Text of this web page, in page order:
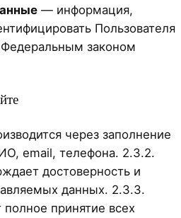
— информация,
Пользователя
Федеральным законом
через заполнение
email, телефона. 2.3.2.
достоверность и
данных. 2.3.3.
полное принятие всех